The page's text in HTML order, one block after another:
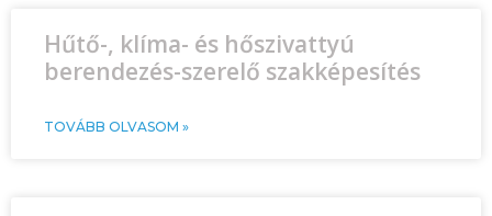
Hűtő-, klíma- és hőszivattyú
berendezés-szerelő szakképesítés
TOVÁBB OLVASOM »